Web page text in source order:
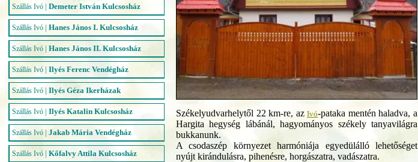
Szállás Ivó | Demeter István Kulcsosház
Szállás Ivó | Hanes János I. Kulcsosház
Szállás Ivó | Hanes János II. Kulcsosház
Szállás Ivó | Ilyés Ferenc Vendégház
Szállás Ivó | Ilyés Géza Ikerházak
Szállás Ivó | Ilyés Katalin Kulcsosház
Szállás Ivó | Jakab Mária Vendégház
Szállás Ivó | Kőfalvy Attila Kulcsosház
Székelyudvarhelytől 22 km-re, azIvó-pataka mentén haladva, a
Hargita hegység lábánál, hagyományos székely tanyavilágra
bukkanunk.
A csodaszép környezet harmóniája egyedülálló lehetőséget
nyújt kirándulásra, pihenésre, horgászatra, vadászatra.